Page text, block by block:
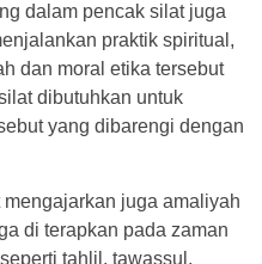
dalam pencak silat juga
praktik spiritual,
dan moral etika tersebut
dibutuhkan untuk
yang dibarengi dengan
juga amaliyah
di terapkan pada zaman
tahlil, tawassul,